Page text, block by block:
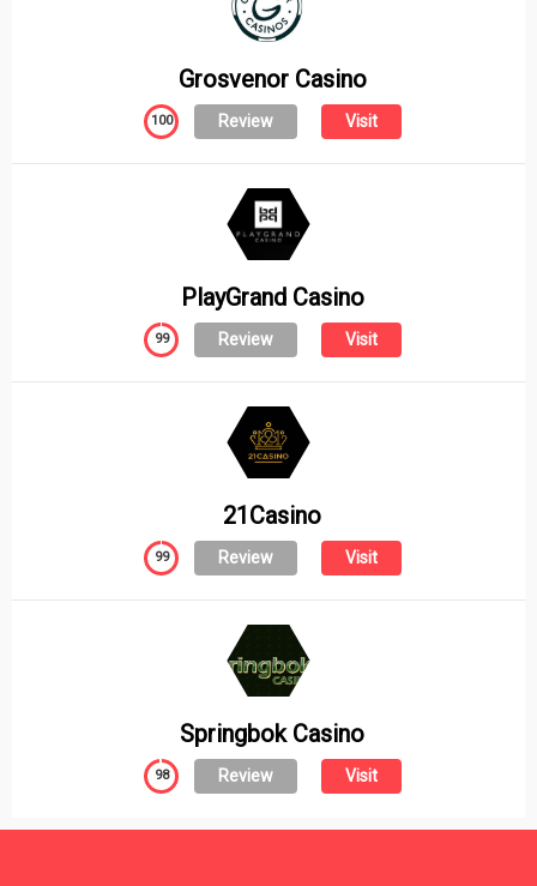
Grosvenor Casino
Visit
Review
100
PlayGrand Casino
Visit
Review
99
21Casino
Visit
Review
99
Springbok Casino
Visit
Review
98